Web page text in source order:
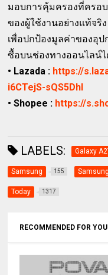
มอบการคุ้มครองที่ครอ
ของผู้ใช้งานอย่างแท้จ
เพื่อปกป้องมูลค่าของอุ
ซื้อบนช่องทางออนไลน์
• Lazada : https://
i6CTejS-sQS5Dhl
• Shopee : https://
LABELS: Galaxy
Samsung 155
Today 1317
RECOMMENDED FOR YOU